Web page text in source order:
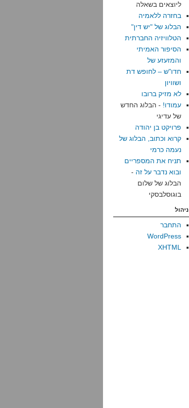
ליוצאים בשאלה
בחזרה ללאמיה
הבלוג של "יש דין"
הטלוויזיה החברתית
הסיפור האמיתי
והמזעזע של
חדו"ש – לחופש דת
ושוויון
לא מזיק ברובו
עמודו! - הבלוג החדש
של עדיגי
פרויקט בן יהודה
קרוא וכתוב, הבלוג של
נעמה כרמי
תניח את המספריים
ובוא נדבר על זה -
הבלוג של שלום
בוגוסלבסקי
ניהול
התחבר
WordPress
XHTML